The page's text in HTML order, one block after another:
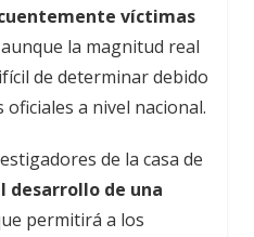
víctimas
la magnitud real
de determinar debido
a nivel nacional.
de la casa de
desarrollo de una
permitirá a los